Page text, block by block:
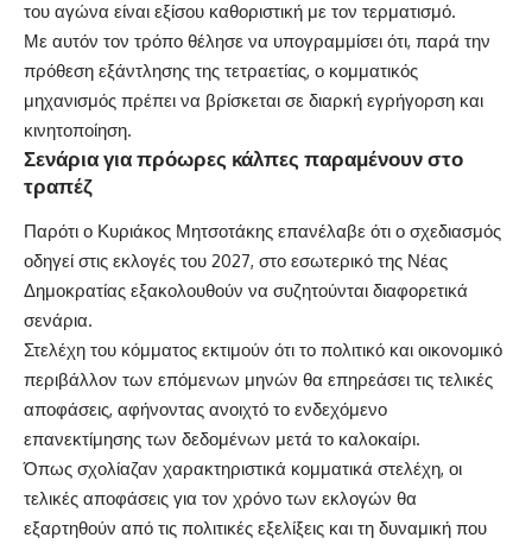
του αγώνα είναι εξίσου καθοριστική με τον τερματισμό.
Με αυτόν τον τρόπο θέλησε να υπογραμμίσει ότι, παρά την
πρόθεση εξάντλησης της τετραετίας, ο κομματικός
μηχανισμός πρέπει να βρίσκεται σε διαρκή εγρήγορση και
κινητοποίηση.
Σενάρια για πρόωρες κάλπες παραμένουν στο
τραπέζ
Παρότι ο Κυριάκος Μητσοτάκης επανέλαβε ότι ο σχεδιασμός
οδηγεί στις εκλογές του 2027, στο εσωτερικό της Νέας
Δημοκρατίας εξακολουθούν να συζητούνται διαφορετικά
σενάρια.
Στελέχη του κόμματος εκτιμούν ότι το πολιτικό και οικονομικό
περιβάλλον των επόμενων μηνών θα επηρεάσει τις τελικές
αποφάσεις, αφήνοντας ανοιχτό το ενδεχόμενο
επανεκτίμησης των δεδομένων μετά το καλοκαίρι.
Όπως σχολίαζαν χαρακτηριστικά κομματικά στελέχη, οι
τελικές αποφάσεις για τον χρόνο των εκλογών θα
εξαρτηθούν από τις πολιτικές εξελίξεις και τη δυναμική που